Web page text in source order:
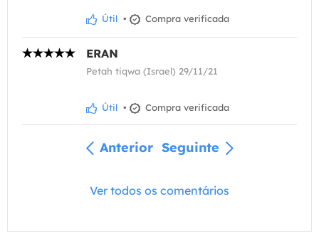
Útil • Compra verificada
ERAN
Petah tiqwa (Israel) 29/11/21
Útil • Compra verificada
Anterior Seguinte
Ver todos os comentários